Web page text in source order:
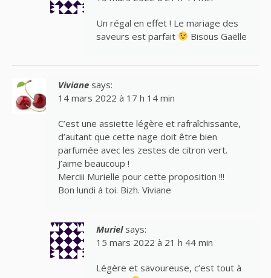
Un régal en effet ! Le mariage des
saveurs est parfait
Bisous Gaëlle
Viviane says:
14 mars 2022 à 17 h 14 min
C’est une assiette légère et rafraîchissante,
d’autant que cette nage doit être bien
parfumée avec les zestes de citron vert.
J’aime beaucoup !
Merciii Murielle pour cette proposition !!!
Bon lundi à toi. Bizh. Viviane
Muriel says:
15 mars 2022 à 21 h 44 min
Légère et savoureuse, c’est tout à